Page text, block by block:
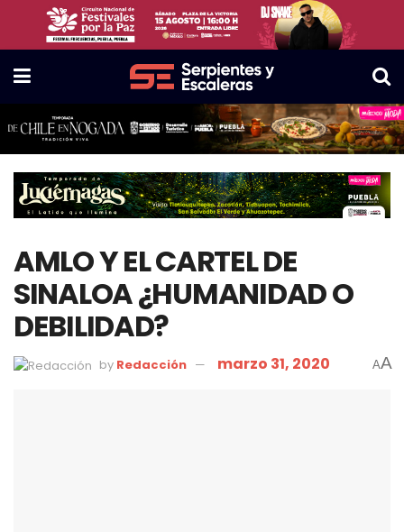
AMLO Y EL CARTEL DE
SINALOA ¿HUMANIDAD O
DEBILIDAD?
by Redacción marzo 31, 2020 AA